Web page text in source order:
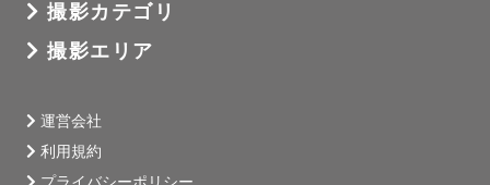
撮影カテゴリ
撮影エリア
運営会社
利用規約